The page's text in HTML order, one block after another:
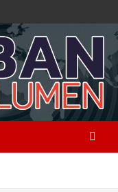
Alta Gracia,